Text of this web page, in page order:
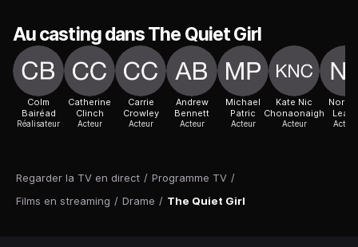
Regarder la TV en direct / Programme TV /
Films en streaming / Drame / The Quiet Girl
Au casting dans The Quiet Girl
Colm
Bairéad
Réalisateur
Catherine
Clinch
Acteur
Carrie
Crowley
Acteur
Andrew
Bennett
Acteur
Michael
Patric
Acteur
Kate Nic
Chonaonaigh
Acteur
Leahy
Acteur